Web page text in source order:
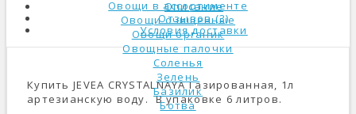
Овощи в ассортименте
Овощи очищенные
Овощи органик
Овощные палочки
Соленья
Зелень
Базилик
Ботва
Описание
Отзывов (3)
Условия доставки
Купить JEVEA CRYSTALNAYA Газированная, 1л
артезианскую воду. В упаковке 6 литров.